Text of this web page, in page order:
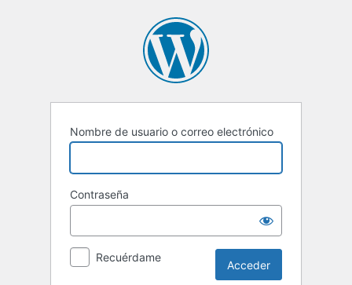
Nombre de usuario o correo electrónico
Contraseña
Recuérdame